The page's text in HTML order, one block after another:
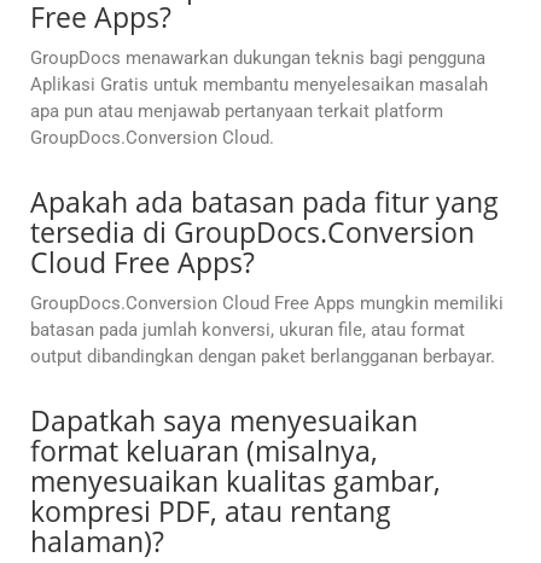
Free Apps?
GroupDocs menawarkan dukungan teknis bagi pengguna
Aplikasi Gratis untuk membantu menyelesaikan masalah
apa pun atau menjawab pertanyaan terkait platform
GroupDocs.Conversion Cloud.
Apakah ada batasan pada fitur yang
tersedia di GroupDocs.Conversion
Cloud Free Apps?
GroupDocs.Conversion Cloud Free Apps mungkin memiliki
batasan pada jumlah konversi, ukuran file, atau format
output dibandingkan dengan paket berlangganan berbayar.
Dapatkah saya menyesuaikan
format keluaran (misalnya,
menyesuaikan kualitas gambar,
kompresi PDF, atau rentang
halaman)?